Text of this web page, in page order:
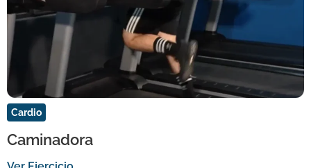
Cardio
Caminadora